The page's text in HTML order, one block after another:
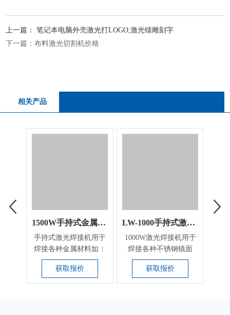
上一篇：笔记本电脑外壳激光打LOGO,激光镭雕刻字
下一篇：布料激光切割机价格
相关产品
1500W手持式金属激光焊接机
手持式激光焊接机用于
焊接各种金属材料如：
不锈钢镜面字、不锈
钢...
获取报价
LW-1000手持式激光焊接机
1000W激光焊接机用于
焊接各种不锈钢镜面
字、不锈钢拉丝字、不
锈...
获取报价